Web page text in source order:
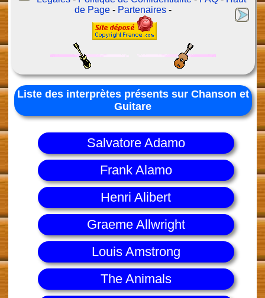
de Page - Partenaires -
Liste des interprètes présents sur Chanson et
Guitare
Salvatore Adamo
Frank Alamo
Henri Alibert
Graeme Allwright
Louis Amstrong
The Animals